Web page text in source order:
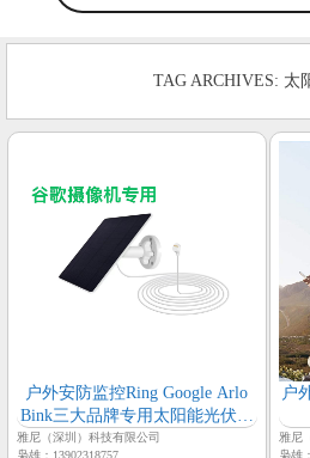
TAG ARCHIVES: 太
户外安防监控Ring Google Arlo
Bink三大品牌专用太阳能光伏板
接口
雅尼（深圳）科技有限公司
户
雅尼